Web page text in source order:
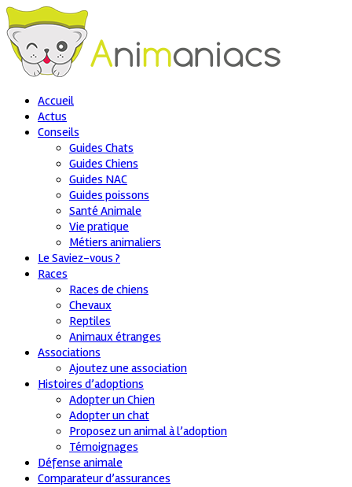
Accueil
Actus
Conseils
Guides Chats
Guides Chiens
Guides NAC
Guides poissons
Santé Animale
Vie pratique
Métiers animaliers
Le Saviez-vous ?
Races
Races de chiens
Chevaux
Reptiles
Animaux étranges
Associations
Ajoutez une association
Histoires d’adoptions
Adopter un Chien
Adopter un chat
Proposez un animal à l’adoption
Témoignages
Défense animale
Comparateur d’assurances